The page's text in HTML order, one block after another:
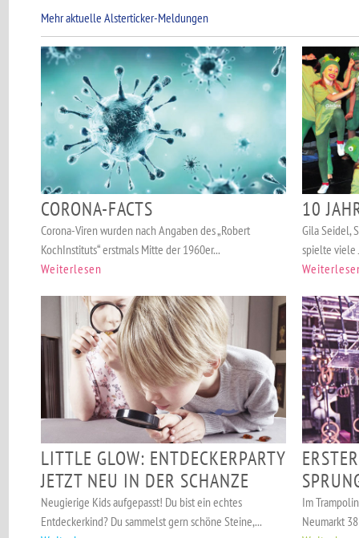
Mehr aktuelle Alsterticker-Meldungen
CORONA-FACTS
Corona-Viren wurden nach Angaben des „Robert
KochInstituts“ erstmals Mitte der 1960er...
Weiterlesen
10
Gila Seidel,
spielte viele
LITTLE GLOW: ENTDECKERPARTY
JETZT NEU IN DER SCHANZE
Neugierige Kids aufgepasst! Du bist ein echtes
Entdeckerkind? Du sammelst gern schöne Steine,...
Im
Neumarkt